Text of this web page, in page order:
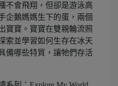
不會飛翔，但卻是游泳高
企鵝媽媽生下的蛋，兩個
寶寶。寶寶在雙親輪流照
索並學習如何生存在冰天
備哪些特質，讓牠們存活